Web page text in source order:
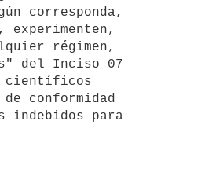
corresponda,
régimen,
del Inciso 07
científicos
conformidad
indebidos para